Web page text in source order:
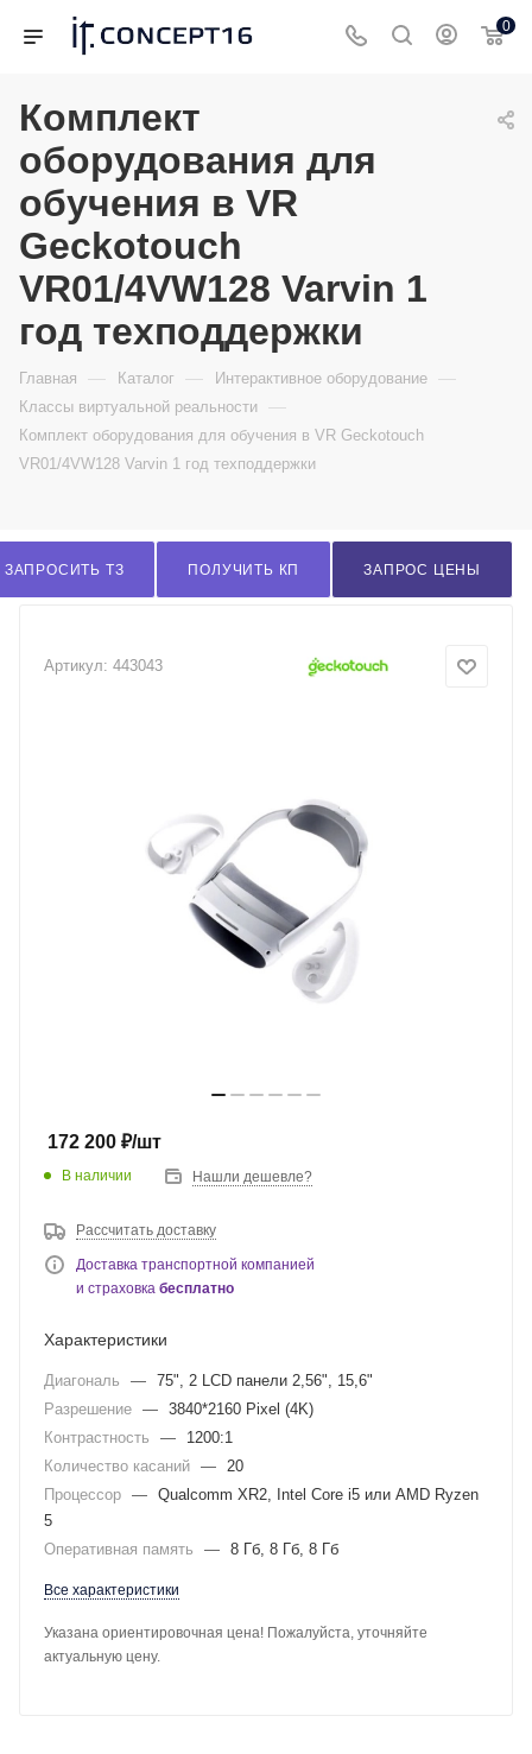
0
Комплект
оборудования для
обучения в VR
Geckotouch
VR01/4VW128 Varvin 1
год техподдержки
Главная — Каталог — Интерактивное оборудование —
Классы виртуальной реальности —
Комплект оборудования для обучения в VR Geckotouch
VR01/4VW128 Varvin 1 год техподдержки
ЗАПРОСИТЬ ТЗ ПОЛУЧИТЬ КП ЗАПРОС ЦЕНЫ
Артикул: 443043
172 200 ₽/шт
В наличии Нашли дешевле?
Рассчитать доставку
Доставка транспортной компанией
и страховка бесплатно
Характеристики
Диагональ — 75", 2 LCD панели 2,56", 15,6"
Разрешение — 3840*2160 Pixel (4K)
Контрастность
—
1200:1
Количество касаний —
20
Процессор — Qualcomm XR2, Intel Core i5 или AMD Ryzen
5
Оперативная память
— 8 Гб, 8 Гб, 8 Гб
Все характеристики
Указана ориентировочная цена! Пожалуйста, уточняйте
актуальную цену.